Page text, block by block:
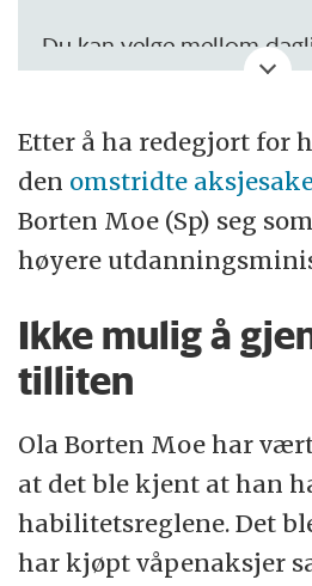
Du kan velge mellom
Etter å ha redegjort for
den omstridte
Borten Moe (Sp) seg
høyere
Ikke mulig å
tilliten
Ola Borten Moe har
at det ble kjent at han
habilitetsreglene. Det
har kjøpt våpenaksjer